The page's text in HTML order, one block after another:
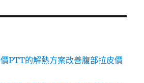
PTT的解熱方案改善腹部拉皮價